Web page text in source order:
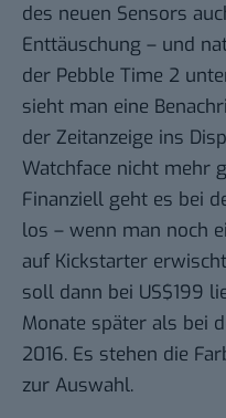
des neuen Sensors
Enttäuschung – und
der Pebble Time 2
sieht man eine
der Zeitanzeige ins
Watchface nicht mehr
Finanziell geht es bei
los – wenn man noch
auf Kickstarter
soll dann bei US$199
Monate später als bei
2016. Es stehen die
zur Auswahl.